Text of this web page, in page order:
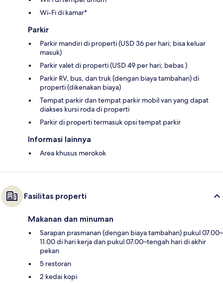
Wi-Fi di kamar*
Parkir
Parkir mandiri di properti (USD 36 per hari; bisa keluar
masuk)
Parkir valet di properti (USD 49 per hari; bebas )
Parkir RV, bus, dan truk (dengan biaya tambahan) di
properti (dikenakan biaya)
Tempat parkir dan tempat parkir mobil van yang dapat
diakses kursi roda di properti
Parkir di properti termasuk opsi tempat parkir
Informasi lainnya
Area khusus merokok
Fasilitas properti
Makanan dan minuman
Sarapan prasmanan (dengan biaya tambahan) pukul 07.00–
11.00 di hari kerja dan pukul 07.00–tengah hari di akhir
pekan
5 restoran
2 kedai kopi